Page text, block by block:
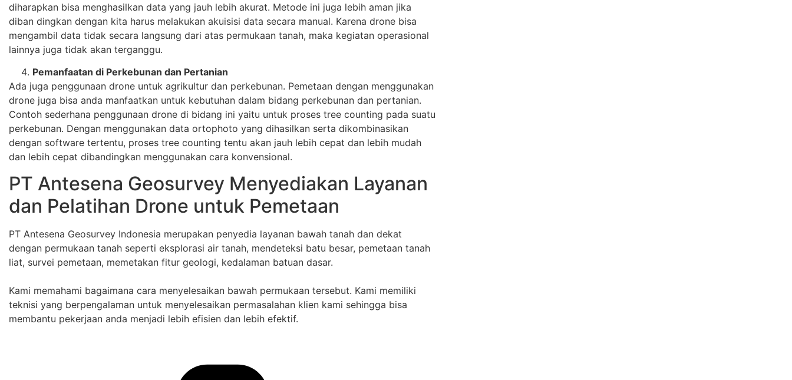
diharapkan bisa menghasilkan data yang jauh lebih akurat. Metode ini juga lebih aman jika
diban dingkan dengan kita harus melakukan akuisisi data secara manual. Karena drone bisa
mengambil data tidak secara langsung dari atas permukaan tanah, maka kegiatan operasional
lainnya juga tidak akan terganggu.
Pemanfaatan di Perkebunan dan Pertanian
Ada juga penggunaan drone untuk agrikultur dan perkebunan. Pemetaan dengan menggunakan
drone juga bisa anda manfaatkan untuk kebutuhan dalam bidang perkebunan dan pertanian.
Contoh sederhana penggunaan drone di bidang ini yaitu untuk proses tree counting pada suatu
perkebunan. Dengan menggunakan data ortophoto yang dihasilkan serta dikombinasikan
dengan software tertentu, proses tree counting tentu akan jauh lebih cepat dan lebih mudah
dan lebih cepat dibandingkan menggunakan cara konvensional.
PT Antesena Geosurvey Menyediakan Layanan
dan Pelatihan Drone untuk Pemetaan
PT Antesena Geosurvey Indonesia merupakan penyedia layanan bawah tanah dan dekat
dengan permukaan tanah seperti eksplorasi air tanah, mendeteksi batu besar, pemetaan tanah
liat, survei pemetaan, memetakan fitur geologi, kedalaman batuan dasar.
Kami memahami bagaimana cara menyelesaikan bawah permukaan tersebut. Kami memiliki
teknisi yang berpengalaman untuk menyelesaikan permasalahan klien kami sehingga bisa
membantu pekerjaan anda menjadi lebih efisien dan lebih efektif.